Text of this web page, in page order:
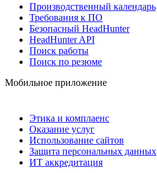
Производственный календарь
Требования к ПО
Безопасный HeadHunter
HeadHunter API
Поиск работы
Поиск по резюме
Мобильное приложение
Этика и комплаенс
Оказание услуг
Использование сайтов
Защита персональных данных
ИТ аккредитация